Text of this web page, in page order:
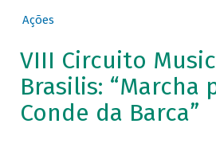
Ações
VIII Circuito
Brasilis: “Marcha
Conde da Barca”